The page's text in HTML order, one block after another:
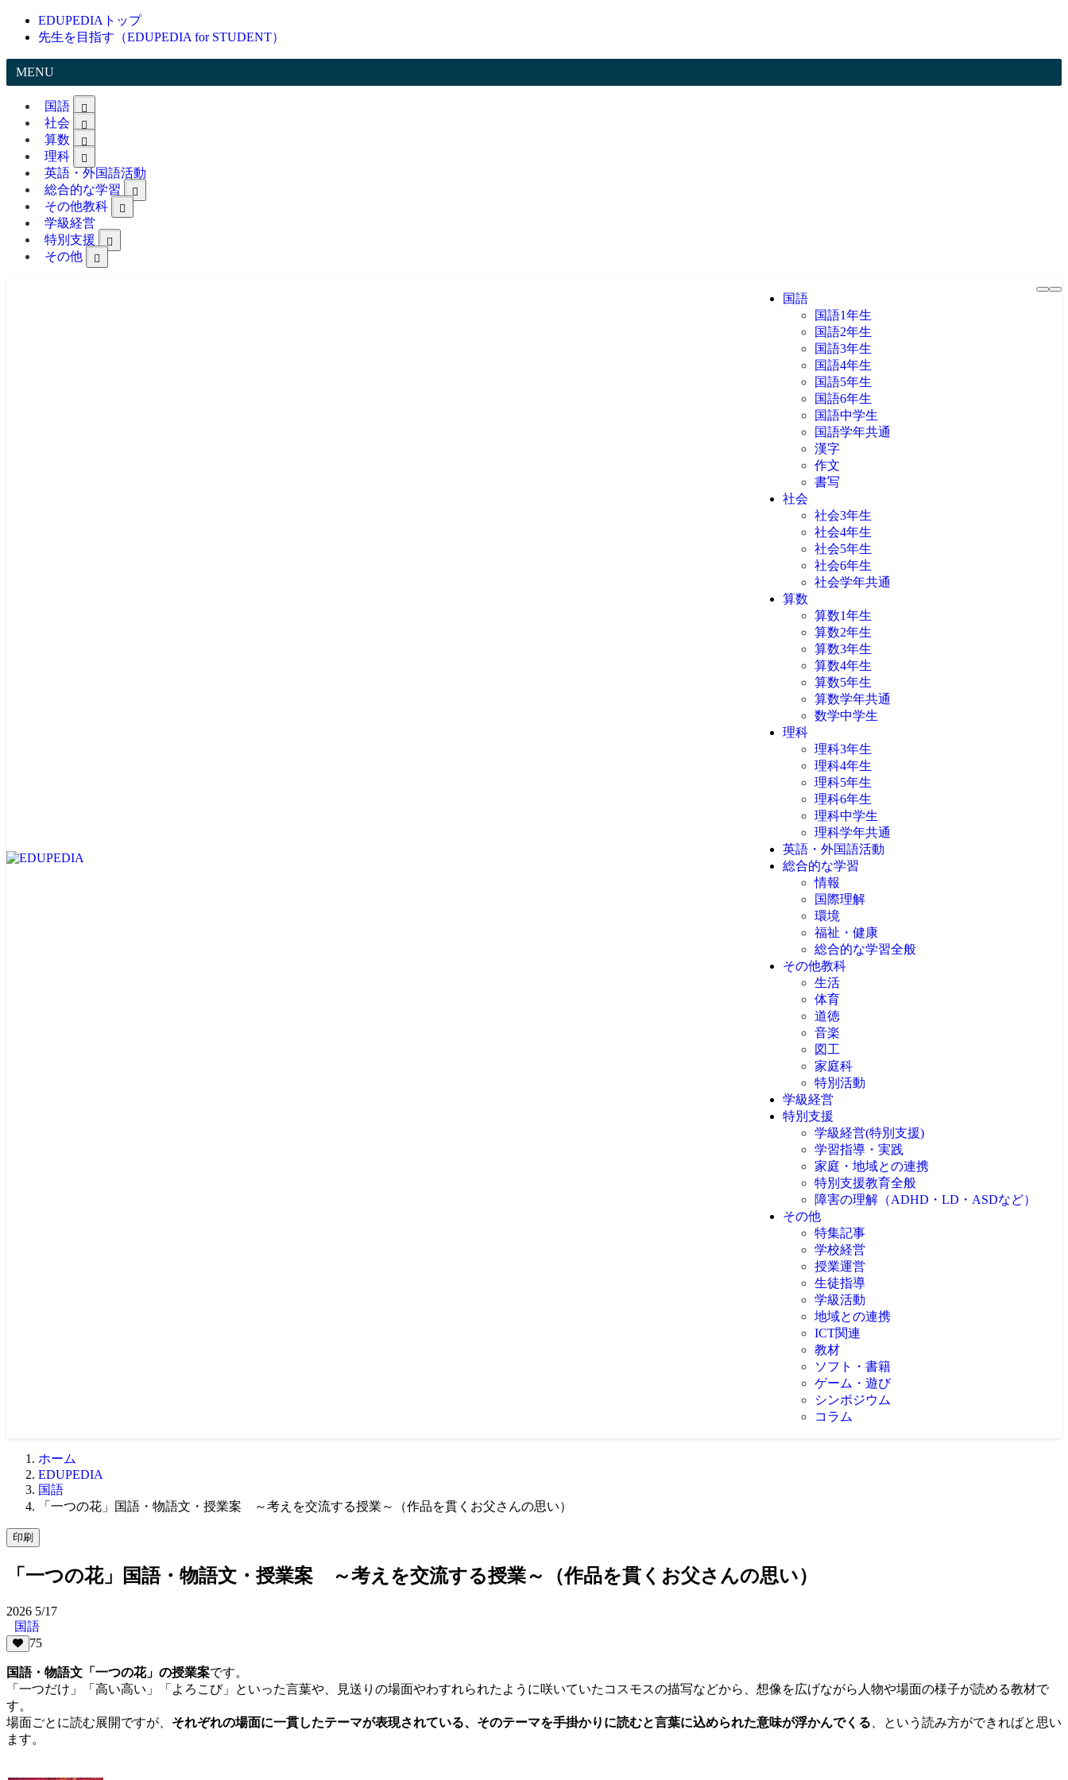
EDUPEDIAトップ
先生を目指す（EDUPEDIA for STUDENT）
MENU
国語
社会
算数
理科
英語・外国語活動
総合的な学習
その他教科
学級経営
特別支援
その他
国語
国語1年生
国語2年生
国語3年生
国語4年生
国語5年生
国語6年生
国語中学生
国語学年共通
漢字
作文
書写
社会
社会3年生
社会4年生
社会5年生
社会6年生
社会学年共通
算数
算数1年生
算数2年生
算数3年生
算数4年生
算数5年生
算数学年共通
数学中学生
理科
理科3年生
理科4年生
理科5年生
理科6年生
理科中学生
理科学年共通
英語・外国語活動
総合的な学習
情報
国際理解
環境
福祉・健康
総合的な学習全般
その他教科
生活
体育
道徳
音楽
図工
家庭科
特別活動
学級経営
特別支援
学級経営(特別支援)
学習指導・実践
家庭・地域との連携
特別支援教育全般
障害の理解（ADHD・LD・ASDなど）
その他
特集記事
学校経営
授業運営
生徒指導
学級活動
地域との連携
ICT関連
教材
ソフト・書籍
ゲーム・遊び
シンポジウム
コラム
ホーム
EDUPEDIA
国語
「一つの花」国語・物語文・授業案 ～考えを交流する授業～（作品を貫くお父さんの思い）
印刷
「一つの花」国語・物語文・授業案 ～考えを交流する授業～（作品を貫くお父さんの思い）
2026 5/17
国語
75
国語・物語文「一つの花」の授業案です。
「一つだけ」「高い高い」「よろこび」といった言葉や、見送りの場面やわすれられたように咲いていたコスモスの描写などから、想像を広げながら人物や場面の様子が読める教材で
す。
場面ごとに読む展開ですが、 それぞれの場面に一貫したテーマが表現されている、そのテーマを手掛かりに読むと言葉に込められた意味が浮かんでくる 、という読み方ができればと思い
ます。